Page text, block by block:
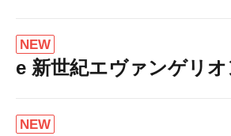
NEW
e 新世紀エヴァンゲリ
NEW